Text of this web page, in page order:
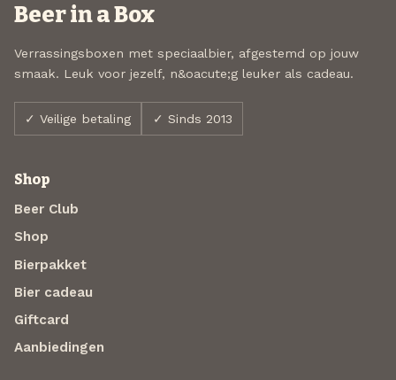
Beer in a Box
Verrassingsboxen met speciaalbier, afgestemd op jouw
smaak. Leuk voor jezelf, n&oacute;g leuker als cadeau.
✓ Veilige betaling ✓ Sinds 2013
Shop
Beer Club
Shop
Bierpakket
Bier cadeau
Giftcard
Aanbiedingen